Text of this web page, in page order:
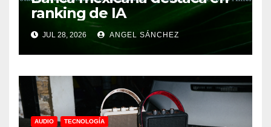
ranking de IA
JUL 28, 2026 ANGEL SÁNCHEZ
AUDIO TECNOLOGÍA